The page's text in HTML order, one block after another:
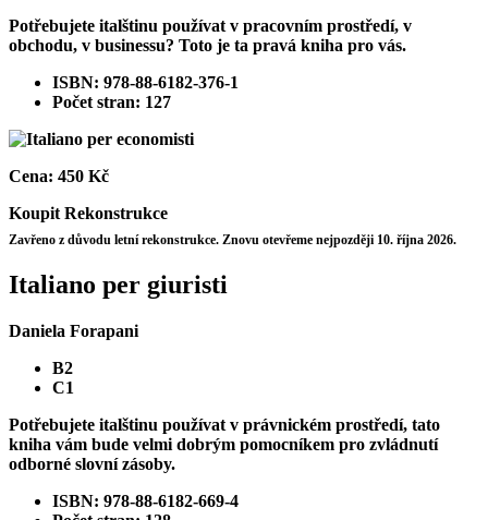
Potřebujete italštinu používat v pracovním prostředí, v
obchodu, v businessu? Toto je ta pravá kniha pro vás.
ISBN: 978-88-6182-376-1
Počet stran: 127
Cena: 450 Kč
Koupit Rekonstrukce
Zavřeno z důvodu letní rekonstrukce. Znovu otevřeme nejpozději 10. října 2026.
Italiano per giuristi
Daniela Forapani
B2
C1
Potřebujete italštinu používat v právnickém prostředí, tato
kniha vám bude velmi dobrým pomocníkem pro zvládnutí
odborné slovní zásoby.
ISBN: 978-88-6182-669-4